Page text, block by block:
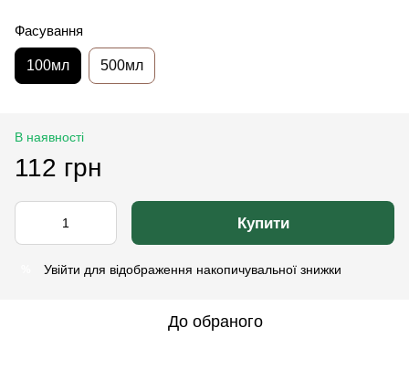
Фасування
100мл 500мл
В наявності
112 грн
Купити
Увійти для відображення накопичувальної знижки
До обраного